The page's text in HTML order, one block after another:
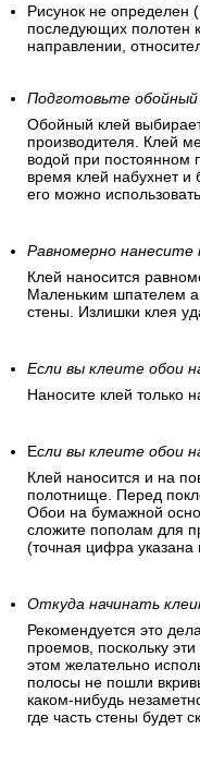
Рисунок не определен
последующих полотен
направлении,
Подготовьте обойный
Обойный клей
производителя. Клей
водой при постоянном
время клей набухнет и
его можно
Равномерно нанесите
Клей наносится
Маленьким шпателем
стены. Излишки клея
Если вы клеите обои
Наносите клей только
Если вы клеите обои
Клей наносится и на
полотнище. Перед
Обои на бумажной
сложите пополам для
(точная цифра указана
Откуда начинать
Рекомендуется это
проемов, поскольку
этом желательно
полосы не пошли
каком-нибудь
где часть стены будет